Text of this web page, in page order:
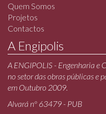
Quem Somos
Projetos
Contactos
A Engipolis
A ENGIPOLIS - Engenharia e
no setor das obras públicas e
em Outubro 2009.
Alvará nº 63479 - PUB